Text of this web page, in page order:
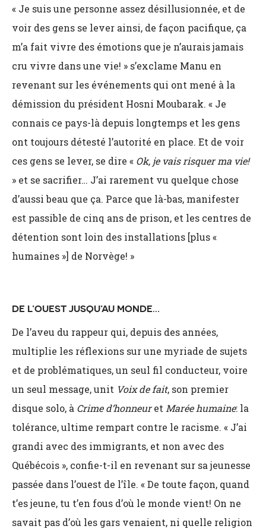
« Je suis une personne assez désillusionnée, et de
voir des gens se lever ainsi, de façon pacifique, ça
m’a fait vivre des émotions que je n’aurais jamais
cru vivre dans une vie! » s’exclame Manu en
revenant sur les événements qui ont mené à la
démission du président Hosni Moubarak. « Je
connais ce pays-là depuis longtemps et les gens
ont toujours détesté l’autorité en place. Et de voir
ces gens se lever, se dire « Ok, je vais risquer ma vie!
» et se sacrifier… J’ai rarement vu quelque chose
d’aussi beau que ça. Parce que là-bas, manifester
est passible de cinq ans de prison, et les centres de
détention sont loin des installations [plus «
humaines »] de Norvège! »
DE L’OUEST JUSQU’AU MONDE…
De l’aveu du rappeur qui, depuis des années,
multiplie les réflexions sur une myriade de sujets
et de problématiques, un seul fil conducteur, voire
un seul message, unit Voix de fait, son premier
disque solo, à Crime d’honneuret Marée humaine: la
tolérance, ultime rempart contre le racisme. « J’ai
grandi avec des immigrants, et non avec des
Québécois », confie-t-il en revenant sur sa jeunesse
passée dans l’ouest de l’île. « De toute façon, quand
t’es jeune, tu t’en fous d’où le monde vient! On ne
savait pas d’où les gars venaient, ni quelle religion